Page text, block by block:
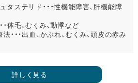
タステリド・・・性機能障害、肝機能障
・体毛、むくみ、動悸など
・・・出血、かぶれ、むくみ、頭皮の赤み
詳しく見る